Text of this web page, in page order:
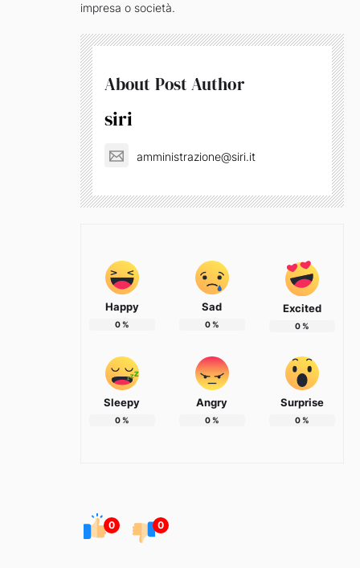
impresa o società.
About Post Author
siri
amministrazione@siri.it
Happy
0%
Sad
0%
Excited
0%
Sleepy
0%
Angry
0%
Surprise
0%
0 0